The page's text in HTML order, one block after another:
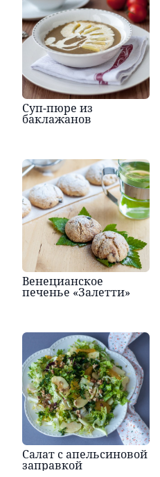
Суп-пюре из
баклажанов
Венецианское
печенье «Залетти»
Салат с апельсиновой
заправкой